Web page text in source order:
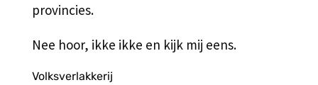
provincies.
Nee hoor, ikke ikke en kijk mij eens.
Volksverlakkerij